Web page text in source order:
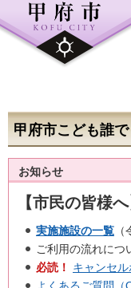
甲府市こども誰
お知らせ
【市民の皆様へ
実施施設の一覧
ご利用の流れにつ
必読！
キャンセ